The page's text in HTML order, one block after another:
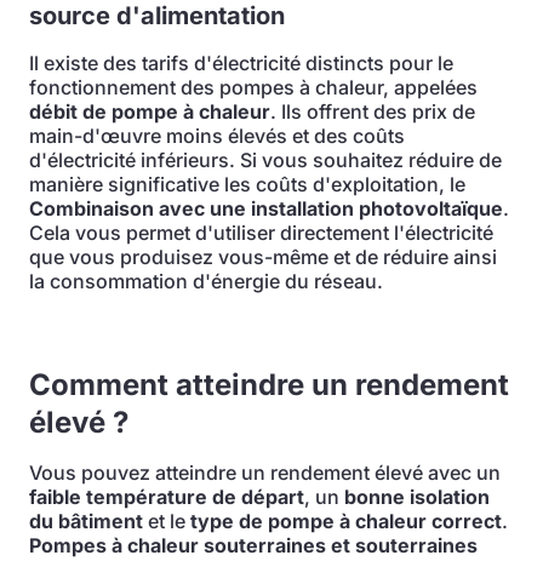
source d'alimentation
Il existe des tarifs d'électricité distincts pour le
fonctionnement des pompes à chaleur, appelées
débit de pompe à chaleur. Ils offrent des prix de
main-d'œuvre moins élevés et des coûts
d'électricité inférieurs. Si vous souhaitez réduire de
manière significative les coûts d'exploitation, le
Combinaison avec une installation photovoltaïque.
Cela vous permet d'utiliser directement l'électricité
que vous produisez vous-même et de réduire ainsi
la consommation d'énergie du réseau.
Comment atteindre un rendement
élevé ?
Vous pouvez atteindre un rendement élevé avec un
faible température de départ, un bonne isolation
du bâtiment et le type de pompe à chaleur correct.
Pompes à chaleur souterraines et souterraines